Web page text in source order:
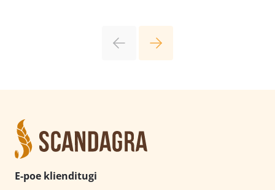
E-poe klienditugi